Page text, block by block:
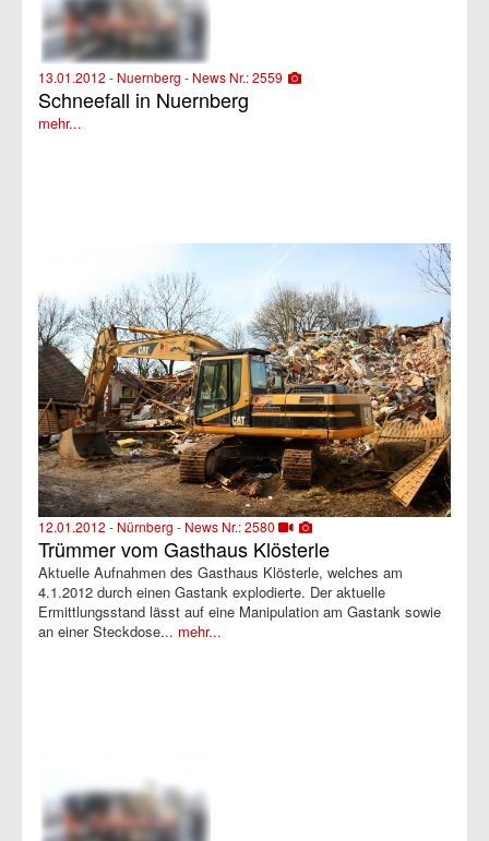
13.01.2012 - Nuernberg - News Nr.: 2559
Schneefall in Nuernberg
mehr...
12.01.2012 - Nürnberg - News Nr.: 2580
Trümmer vom Gasthaus Klösterle
Aktuelle Aufnahmen des Gasthaus Klösterle, welches am
4.1.2012 durch einen Gastank explodierte. Der aktuelle
Ermittlungsstand lässt auf eine Manipulation am Gastank sowie
an einer Steckdose... mehr...